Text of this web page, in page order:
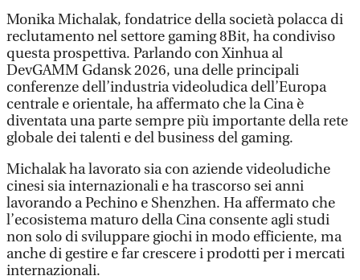
Monika Michalak, fondatrice della società polacca di
reclutamento nel settore gaming 8Bit, ha condiviso
questa prospettiva. Parlando con Xinhua al
DevGAMM Gdansk 2026, una delle principali
conferenze dell’industria videoludica dell’Europa
centrale e orientale, ha affermato che la Cina è
diventata una parte sempre più importante della rete
globale dei talenti e del business del gaming.
Michalak ha lavorato sia con aziende videoludiche
cinesi sia internazionali e ha trascorso sei anni
lavorando a Pechino e Shenzhen. Ha affermato che
l’ecosistema maturo della Cina consente agli studi
non solo di sviluppare giochi in modo efficiente, ma
anche di gestire e far crescere i prodotti per i mercati
internazionali.